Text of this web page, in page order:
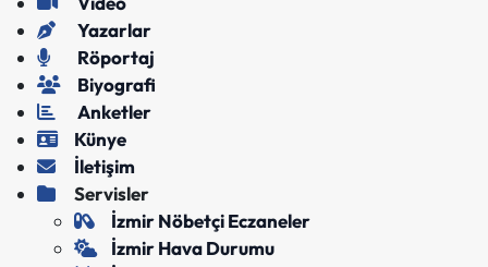
Yazarlar
Röportaj
Biyografi
Anketler
Künye
İletişim
Servisler
İzmir Nöbetçi Eczaneler
İzmir Hava Durumu